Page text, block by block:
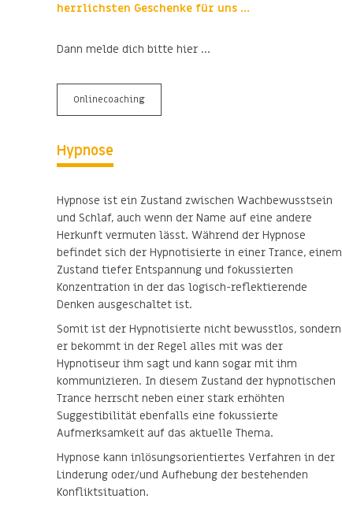
herrlichsten Geschenke für uns ...
Dann melde dich bitte hier ...
Onlinecoaching
Hypnose
Hypnose ist ein Zustand zwischen Wachbewusstsein
und Schlaf, auch wenn der Name auf eine andere
Herkunft vermuten lässt. Während der Hypnose
befindet sich der Hypnotisierte in einer Trance, einem
Zustand tiefer Entspannung und fokussierten
Konzentration in der das logisch-reflektierende
Denken ausgeschaltet ist.
Somit ist der Hypnotisierte nicht bewusstlos, sondern
er bekommt in der Regel alles mit was der
Hypnotiseur ihm sagt und kann sogar mit ihm
kommunizieren. In diesem Zustand der hypnotischen
Trance herrscht neben einer stark erhöhten
Suggestibilität ebenfalls eine fokussierte
Aufmerksamkeit auf das aktuelle Thema.
Hypnose kann inlösungsorientiertes Verfahren in der
Linderung oder/und Aufhebung der bestehenden
Konfliktsituation.